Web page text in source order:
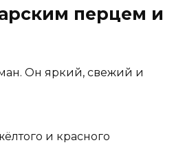
перцем и
Он яркий, свежий и
и красного